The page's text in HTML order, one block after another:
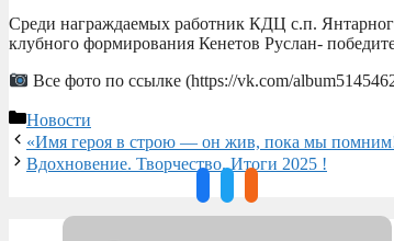
Среди награждаемых работник КДЦ с.п.
клубного формирования Кенетов Руслан-
Все фото по ссылке (https://vk.com/
Рубрики
Новости
«Имя героя в строю — он жив, пока мы
Вдохновение. Творчество. Итоги 2025 !